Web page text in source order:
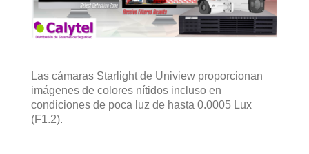
Las cámaras Starlight de Uniview proporcionan
imágenes de colores nítidos incluso en
condiciones de poca luz de hasta 0.0005 Lux
(F1.2).